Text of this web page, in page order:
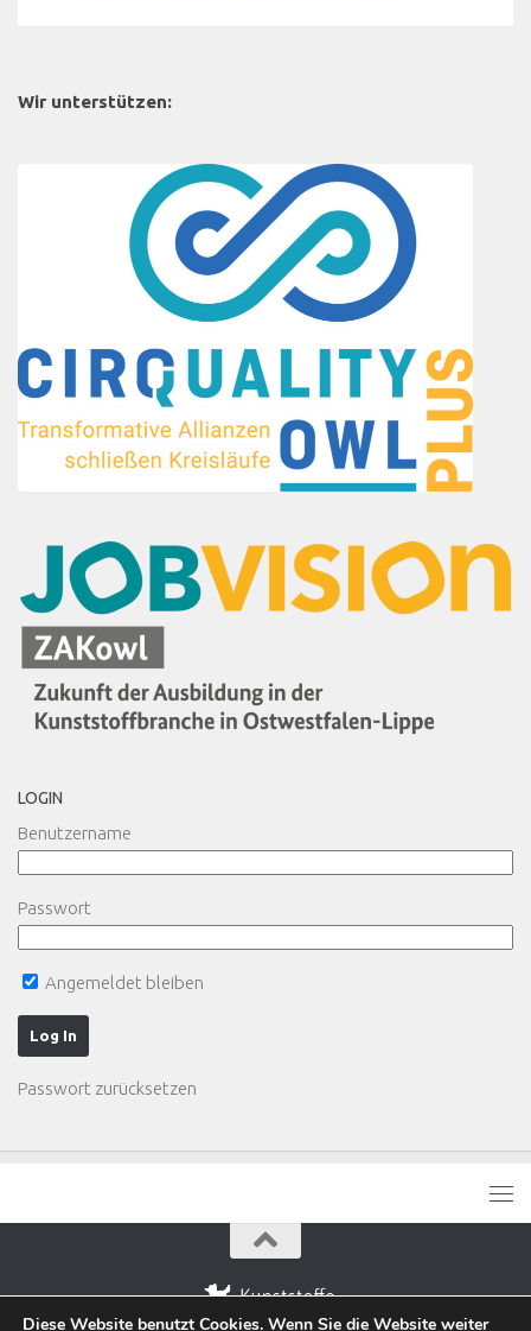
Wir unterstützen:
LOGIN
Benutzername
Passwort
Angemeldet bleiben
Passwort zurücksetzen
Diese Website benutzt Cookies. Wenn Sie die Website weiter